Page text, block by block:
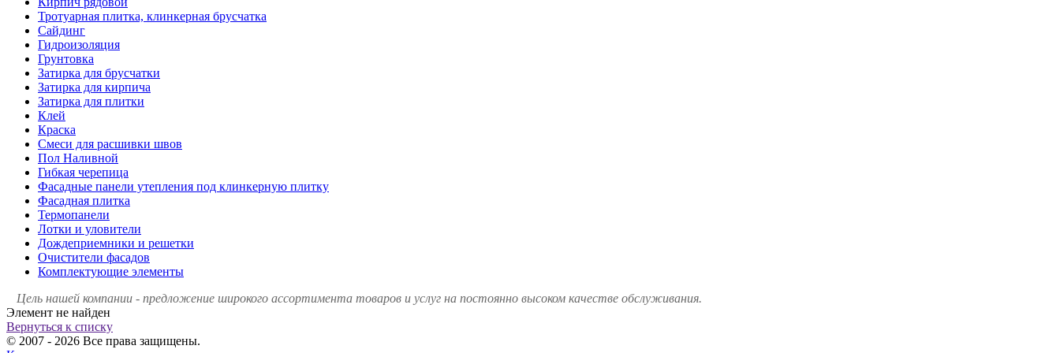
Тротуарная плитка, клинкерная брусчатка
Сайдинг
Гидроизоляция
Грунтовка
Затирка для брусчатки
Затирка для кирпича
Затирка для плитки
Клей
Краска
Смеси для расшивки швов
Пол Наливной
Гибкая черепица
Фасадные панели утепления под клинкерную плитку
Фасадная плитка
Термопанели
Лотки и уловители
Дождеприемники и решетки
Очистители фасадов
Комплектующие элементы
Цель нашей компании - предложение широкого ассортимента товаров и услуг на постоянно высоком качестве обслуживания.
Элемент не найден
Вернуться к списку
© 2007 - 2026 Все права защищены.